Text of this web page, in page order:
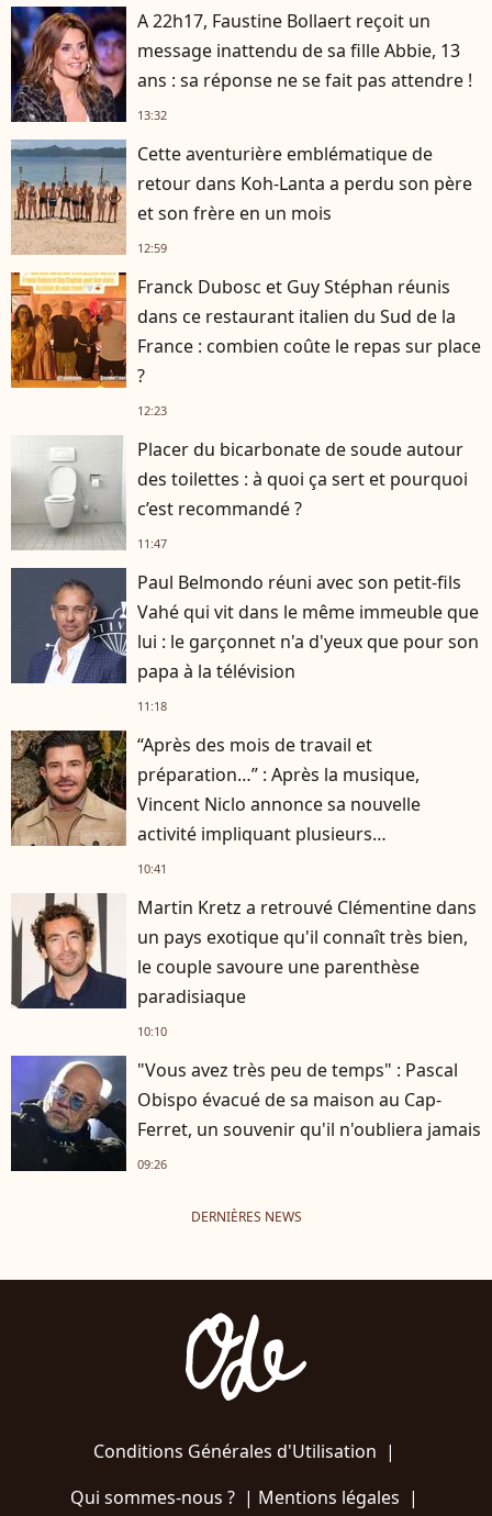
A 22h17, Faustine Bollaert reçoit un
message inattendu de sa fille Abbie, 13
ans : sa réponse ne se fait pas attendre !
13:32
Cette aventurière emblématique de
retour dans Koh-Lanta a perdu son père
et son frère en un mois
12:59
Franck Dubosc et Guy Stéphan réunis
dans ce restaurant italien du Sud de la
France : combien coûte le repas sur place
?
12:23
Placer du bicarbonate de soude autour
des toilettes : à quoi ça sert et pourquoi
c’est recommandé ?
11:47
Paul Belmondo réuni avec son petit-fils
Vahé qui vit dans le même immeuble que
lui : le garçonnet n'a d'yeux que pour son
papa à la télévision
11:18
“Après des mois de travail et
préparation…” : Après la musique,
Vincent Niclo annonce sa nouvelle
activité impliquant plusieurs
personnalités
10:41
Martin Kretz a retrouvé Clémentine dans
un pays exotique qu'il connaît très bien,
le couple savoure une parenthèse
paradisiaque
10:10
"Vous avez très peu de temps" : Pascal
Obispo évacué de sa maison au Cap-
Ferret, un souvenir qu'il n'oubliera jamais
09:26
DERNIÈRES NEWS
Conditions Générales d'Utilisation |
Qui sommes-nous ?| Mentions légales |